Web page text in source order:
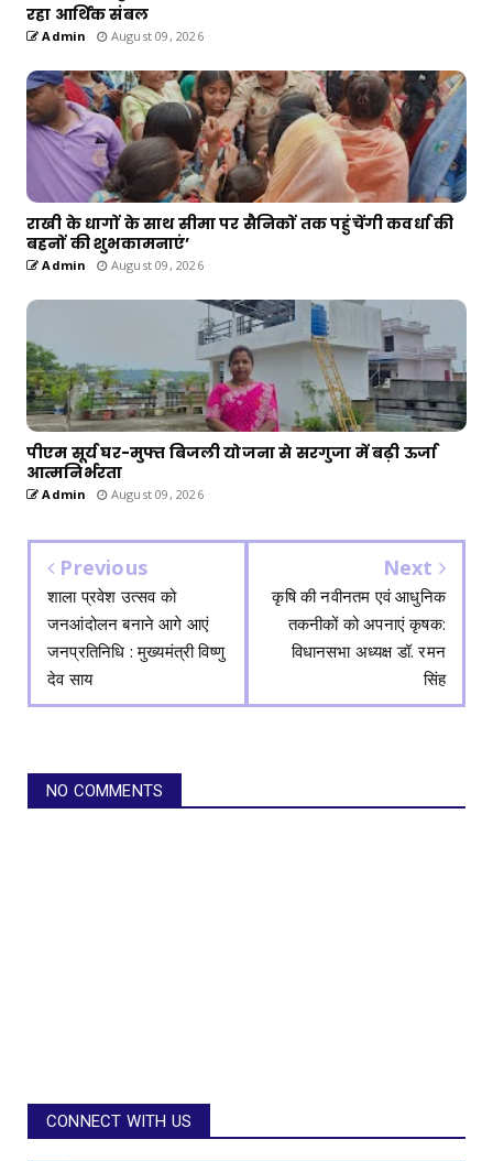
रहा आर्थिक संबल
Admin August 09, 2026
राखी के धागों के साथ सीमा पर सैनिकों तक पहुंचेंगी कवर्धा की
बहनों की शुभकामनाएं’
Admin August 09, 2026
पीएम सूर्य घर-मुफ्त बिजली योजना से सरगुजा में बढ़ी ऊर्जा
आत्मनिर्भरता
Admin August 09, 2026
Previous
शाला प्रवेश उत्सव को
जनआंदोलन बनाने आगे आएं
जनप्रतिनिधि : मुख्यमंत्री विष्णु
देव साय
Next
कृषि की नवीनतम एवं आधुनिक
तकनीकों को अपनाएं कृषक:
विधानसभा अध्यक्ष डॉ. रमन
सिंह
NO COMMENTS
CONNECT WITH US